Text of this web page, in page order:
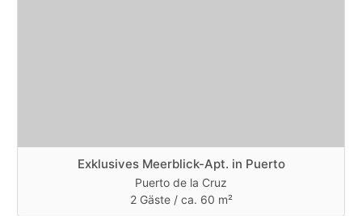
Exklusives Meerblick-Apt. in Puerto
Puerto de la Cruz
2 Gäste / ca. 60 m²